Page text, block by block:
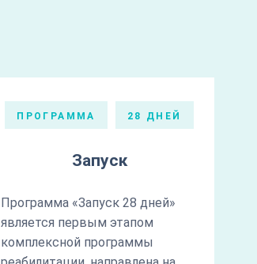
ПРОГРАММА 28 ДНЕЙ
Запуск
Программа «Запуск 28 дней»
является первым этапом
комплексной программы